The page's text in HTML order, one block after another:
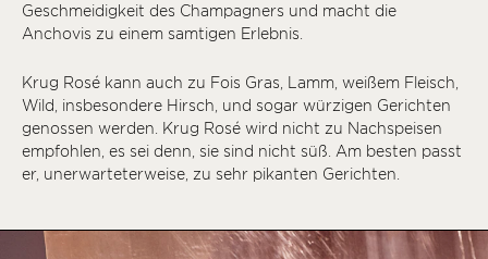
Geschmeidigkeit des Champagners und macht die
Anchovis zu einem samtigen Erlebnis.
Krug Rosé kann auch zu Fois Gras, Lamm, weißem Fleisch,
Wild, insbesondere Hirsch, und sogar würzigen Gerichten
genossen werden. Krug Rosé wird nicht zu Nachspeisen
empfohlen, es sei denn, sie sind nicht süß. Am besten passt
er, unerwarteterweise, zu sehr pikanten Gerichten.